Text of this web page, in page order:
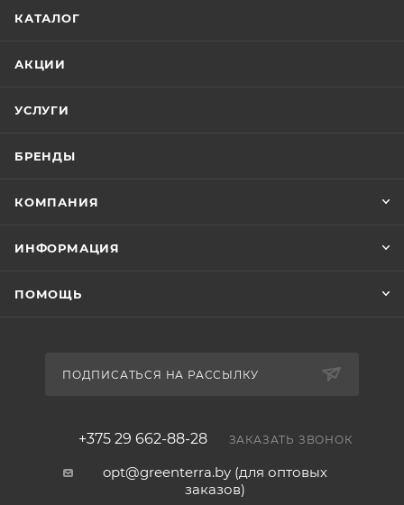
КАТАЛОГ
АКЦИИ
УСЛУГИ
БРЕНДЫ
КОМПАНИЯ
ИНФОРМАЦИЯ
ПОМОЩЬ
ПОДПИСАТЬСЯ НА РАССЫЛКУ
+375 29 662-88-28 ЗАКАЗАТЬ ЗВОНОК
opt@greenterra.by (для оптовых
заказов)